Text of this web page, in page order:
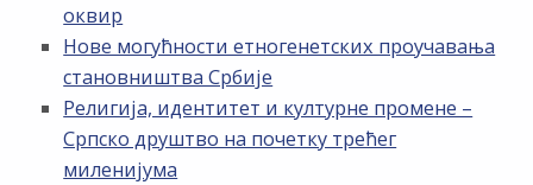
оквир
Нове могућности етногенетских проучавања
становништва Србије
Религија, идентитет и културне промене –
Српско друштво на почетку трећег
миленијума